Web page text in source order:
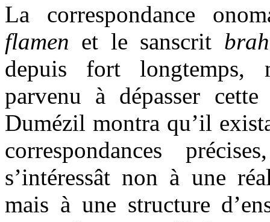
La correspondance
flamen et le sanscrit
depuis fort longtemps,
parvenu à dépasser
Dumézil montra qu’il
correspondances
s’intéressât non à une
mais à une structure